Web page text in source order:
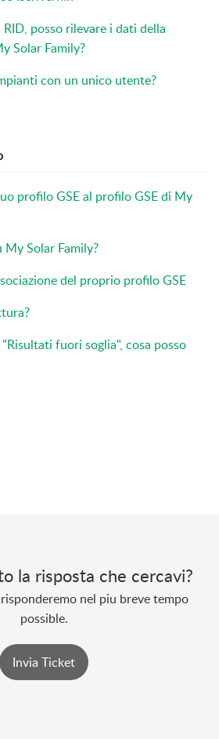
posso rilevare i dati della
Solar Family?
con un unico utente?
profilo GSE al profilo GSE di My
Solar Family?
del proprio profilo GSE
fuori soglia", cosa posso
la risposta che cercavi?
nel piu breve tempo
possible.
Invia Ticket